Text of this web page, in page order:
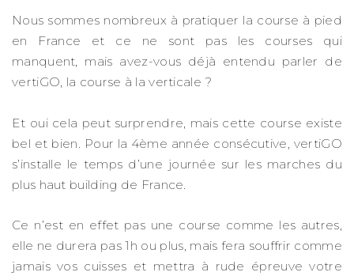
Nous sommes nombreux à pratiquer la course à pied
en France et ce ne sont pas les courses qui
manquent, mais avez-vous déjà entendu parler de
vertiGO, la course à la verticale ?
Et oui cela peut surprendre, mais cette course existe
bel et bien. Pour la 4ème année consécutive, vertiGO
s’installe le temps d’une journée sur les marches du
plus haut building de France.
Ce n’est en effet pas une course comme les autres,
elle ne durera pas 1h ou plus, mais fera souffrir comme
jamais vos cuisses et mettra à rude épreuve votre